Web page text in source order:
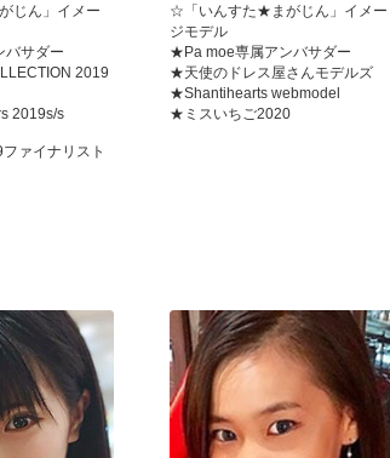
じん」イメー
サダー
2019
2019s/s
ァイナリスト
☆「いんすた★まがじん」イメー
ジモデル
★Pa moe専属アンバサダー
★天使のドレス屋さんモデルズ
★Shantihearts webmodel
★ミスいちご2020